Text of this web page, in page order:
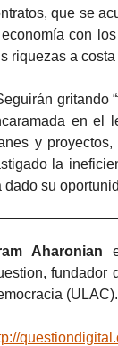
que se
economía con
riquezas a
gritando
en el
y
la
dado su
Aharonian
fundador
(ULAC).